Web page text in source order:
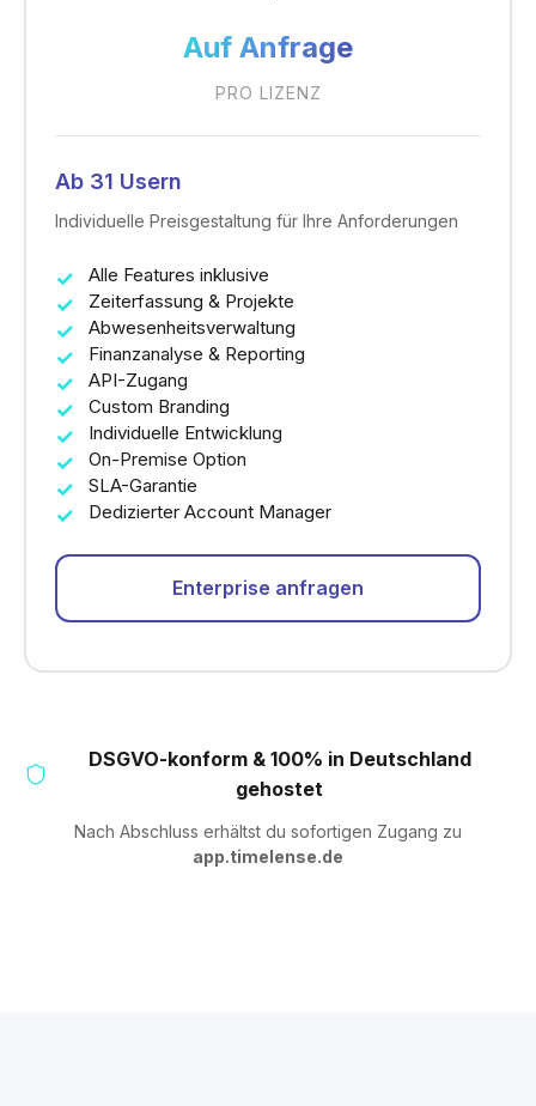
Auf Anfrage
PRO LIZENZ
Ab 31 Usern
Individuelle Preisgestaltung für Ihre Anforderungen
Alle Features inklusive
Zeiterfassung & Projekte
Abwesenheitsverwaltung
Finanzanalyse & Reporting
API-Zugang
Custom Branding
Individuelle Entwicklung
On-Premise Option
SLA-Garantie
Dedizierter Account Manager
Enterprise anfragen
DSGVO-konform & 100% in Deutschland
gehostet
Nach Abschluss erhältst du sofortigen Zugang zu
app.timelense.de